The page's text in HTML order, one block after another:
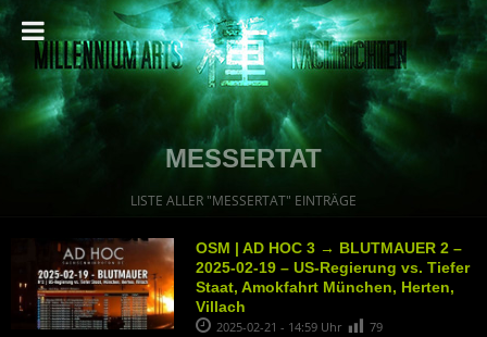
MESSERTAT
LISTE ALLER "MESSERTAT" EINTRÄGE
OSM | AD HOC 3 → BLUTMAUER 2 –
2025-02-19 – US-Regierung vs. Tiefer
Staat, Amokfahrt München, Herten,
Villach
2025-02-21 - 14:59 Uhr 79